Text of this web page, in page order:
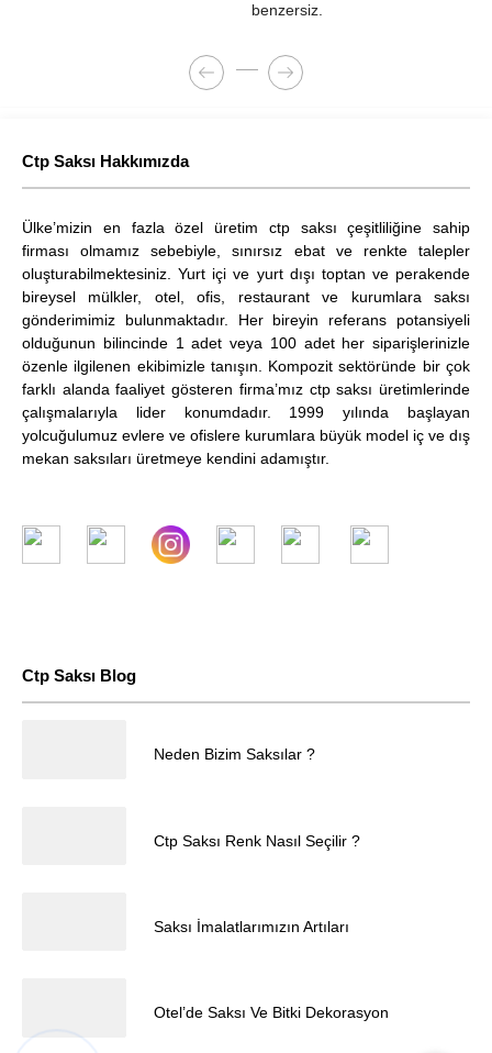
benzersiz.
Ctp Saksı Hakkımızda
Ülke’mizin en fazla özel üretim ctp saksı çeşitliliğine sahip
firması olmamız sebebiyle, sınırsız ebat ve renkte talepler
oluşturabilmektesiniz. Yurt içi ve yurt dışı toptan ve perakende
bireysel mülkler, otel, ofis, restaurant ve kurumlara saksı
gönderimimiz bulunmaktadır. Her bireyin referans potansiyeli
olduğunun bilincinde 1 adet veya 100 adet her siparişlerinizle
özenle ilgilenen ekibimizle tanışın. Kompozit sektöründe bir çok
farklı alanda faaliyet gösteren firma’mız ctp saksı üretimlerinde
çalışmalarıyla lider konumdadır. 1999 yılında başlayan
yolcuğulumuz evlere ve ofislere kurumlara büyük model iç ve dış
mekan saksıları üretmeye kendini adamıştır.
Ctp Saksı Blog
Neden Bizim Saksılar ?
Ctp Saksı Renk Nasıl Seçilir ?
Saksı İmalatlarımızın Artıları
Otel’de Saksı Ve Bitki Dekorasyon